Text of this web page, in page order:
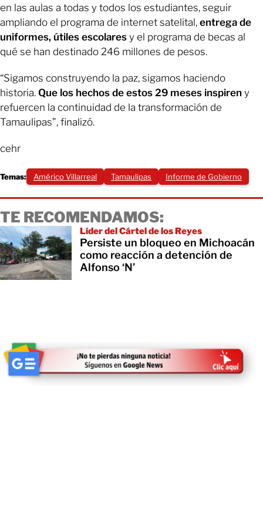
en las aulas a todas y todos los estudiantes, seguir
ampliando el programa de internet satelital, entrega de
uniformes, útiles escolares y el programa de becas al
qué se han destinado 246 millones de pesos.
“Sigamos construyendo la paz, sigamos haciendo
historia. Que los hechos de estos 29 meses inspiren y
refuercen la continuidad de la transformación de
Tamaulipas”, finalizó.
cehr
Temas: Américo Villarreal Tamaulipas Informe de Gobierno
TE RECOMENDAMOS:
Líder del Cártel de los Reyes
Persiste un bloqueo en Michoacán
como reacción a detención de
Alfonso ‘N’